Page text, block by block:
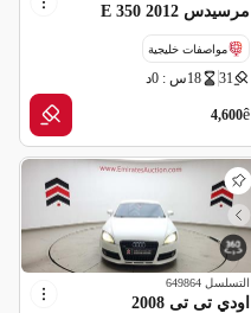
مرسيدس E 350 2012
مواصفات خليجية
31 18س : 0د
ê
4,600
التسلسل 649864
اودي تى تى 2008